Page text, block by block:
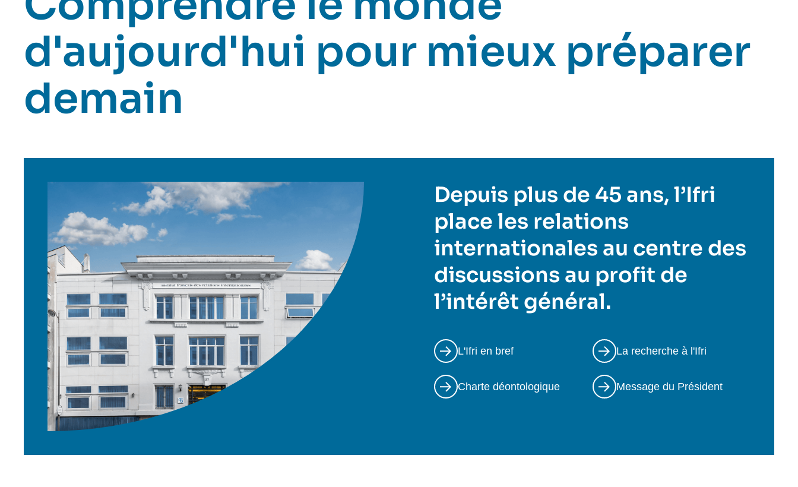
d'aujourd'hui pour mieux préparer
demain
Depuis plus de 45 ans, l’Ifri
place les relations
internationales au centre des
discussions au profit de
l’intérêt général.
L'Ifri en bref La recherche à l'Ifri
Charte déontologique Message du Président